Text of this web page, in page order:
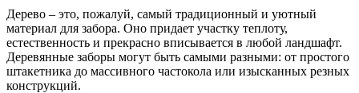
Дерево – это, пожалуй, самый традиционный и уютный
материал для забора. Оно придает участку теплоту,
естественность и прекрасно вписывается в любой ландшафт.
Деревянные заборы могут быть самыми разными: от простого
штакетника до массивного частокола или изысканных резных
конструкций.